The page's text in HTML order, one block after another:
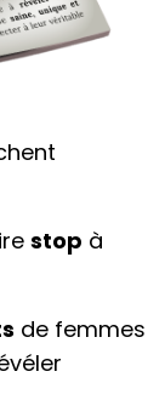
stop à
de femmes